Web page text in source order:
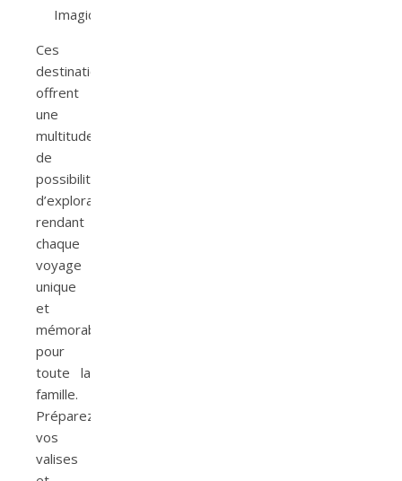
Imagica
Ces
destinations
offrent
une
multitude
de
possibilités
d’exploration,
rendant
chaque
voyage
unique
et
mémorable
pour
toute la
famille.
Préparez
vos
valises